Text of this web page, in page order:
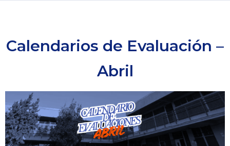
Calendarios de Evaluación –
Abril